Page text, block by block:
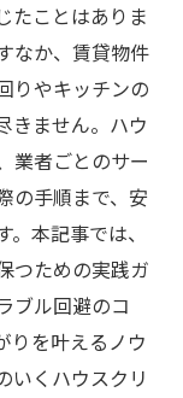
たことはありま
なか、賃貸物件
りやキッチンの
きません。ハウ
業者ごとのサー
の手順まで、安
本記事では、
つための実践ガ
ブル回避のコ
りを叶えるノウ
いくハウスクリ